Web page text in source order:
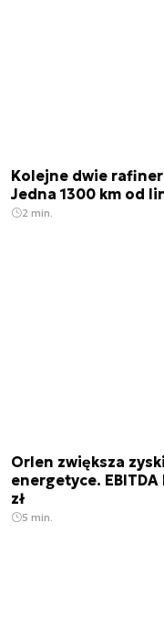
Kolejne dwie
Jedna 1300 km od
2 min.
Orlen zwiększa
energetyce. EBITDA
zł
5 min.